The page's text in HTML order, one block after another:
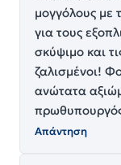
μογγόλους με
για τους
σκύψιμο και
ζαλισμένοι!
ανώτατα
πρωθυπουργός
Απάντηση